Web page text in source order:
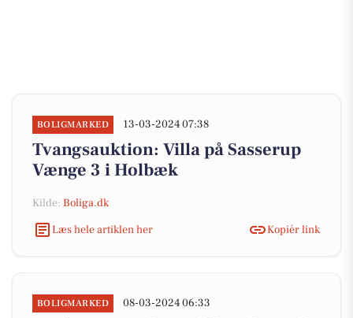
BOLIGMARKED 13-03-2024 07:38
Tvangsauktion: Villa på Sasserup
Vænge 3 i Holbæk
Kilde: Boliga.dk
Læs hele artiklen her
Kopiér link
BOLIGMARKED 08-03-2024 06:33